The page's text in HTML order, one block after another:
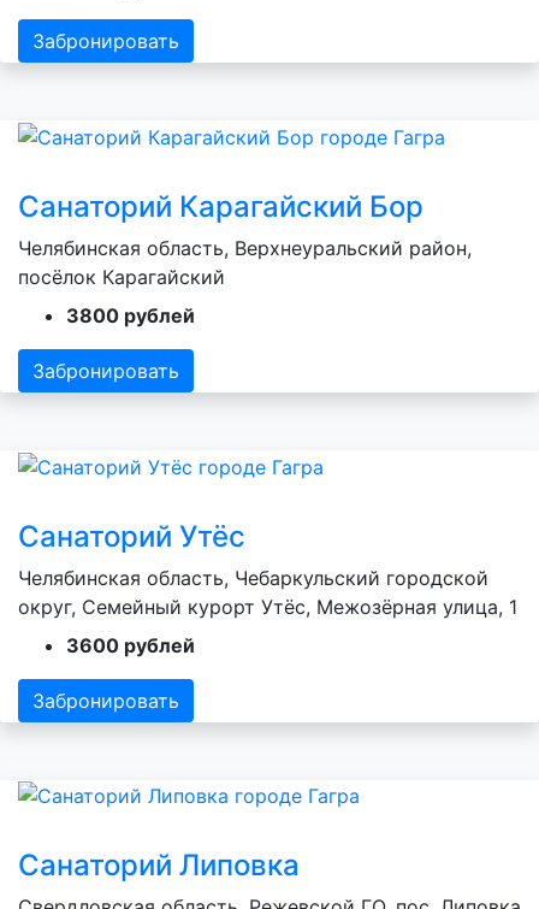
Забронировать
Санаторий Карагайский Бор
Челябинская область, Верхнеуральский район,
посёлок Карагайский
3800 рублей
Забронировать
Санаторий Утёс
Челябинская область, Чебаркульский городской
округ, Семейный курорт Утёс, Межозёрная улица, 1
3600 рублей
Забронировать
Санаторий Липовка